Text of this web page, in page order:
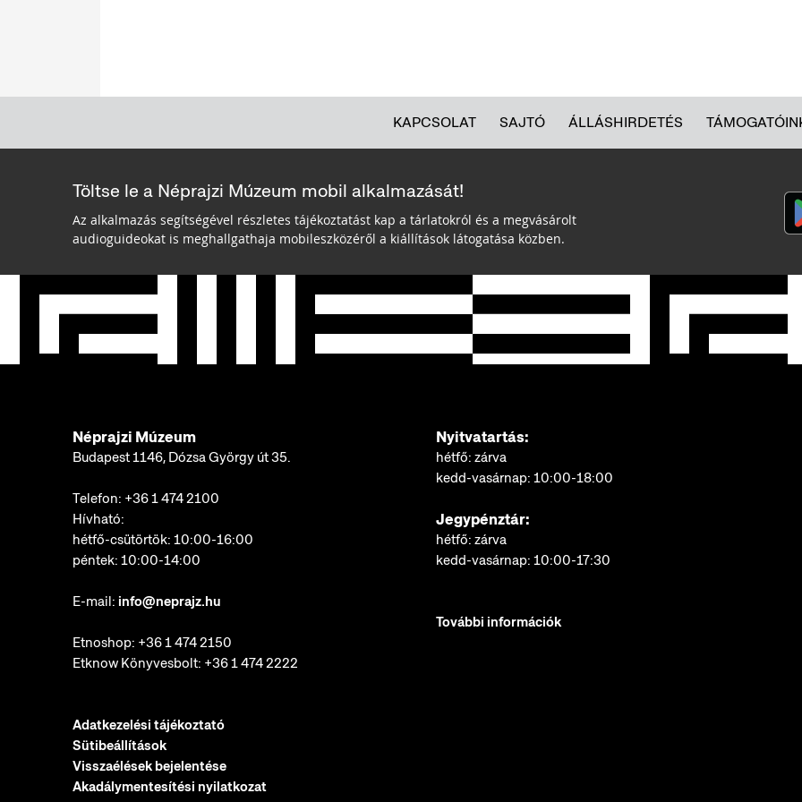
KAPCSOLAT SAJTÓ ÁLLÁSHIRDETÉS
Töltse le a Néprajzi Múzeum mobil alkalmazását!
Az alkalmazás segítségével részletes tájékoztatást kap a tárlatokról és a megvásárolt
audioguideokat is meghallgathaja mobileszközéről a kiállítások látogatása közben.
Néprajzi Múzeum
Budapest 1146, Dózsa György út 35.
Telefon: +36 1 474 2100
Hívható:
hétfő-csütörtök: 10:00-16:00
péntek: 10:00-14:00
E-mail: info@neprajz.hu
Etnoshop: +36 1 474 2150
Etknow Könyvesbolt: +36 1 474 2222
Adatkezelési tájékoztató
Sütibeállítások
Visszaélések bejelentése
Akadálymentesítési nyilatkozat
Nyitvatartás:
hétfő: zárva
kedd-vasárnap: 10:00-18:00
Jegypénztár:
hétfő: zárva
kedd-vasárnap: 10:00-17:30
További információk